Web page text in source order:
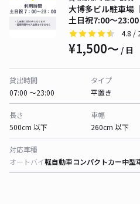
大博多ビル駐車場
土日祝7:00～23:00
4.8 /
¥1,500〜 / 日
貸出時間
07:00 〜23:00
タイプ
平置き
長さ
500cm 以下
車幅
260cm 以下
対応車種
オートバイ軽自動車コンパクトカー中型